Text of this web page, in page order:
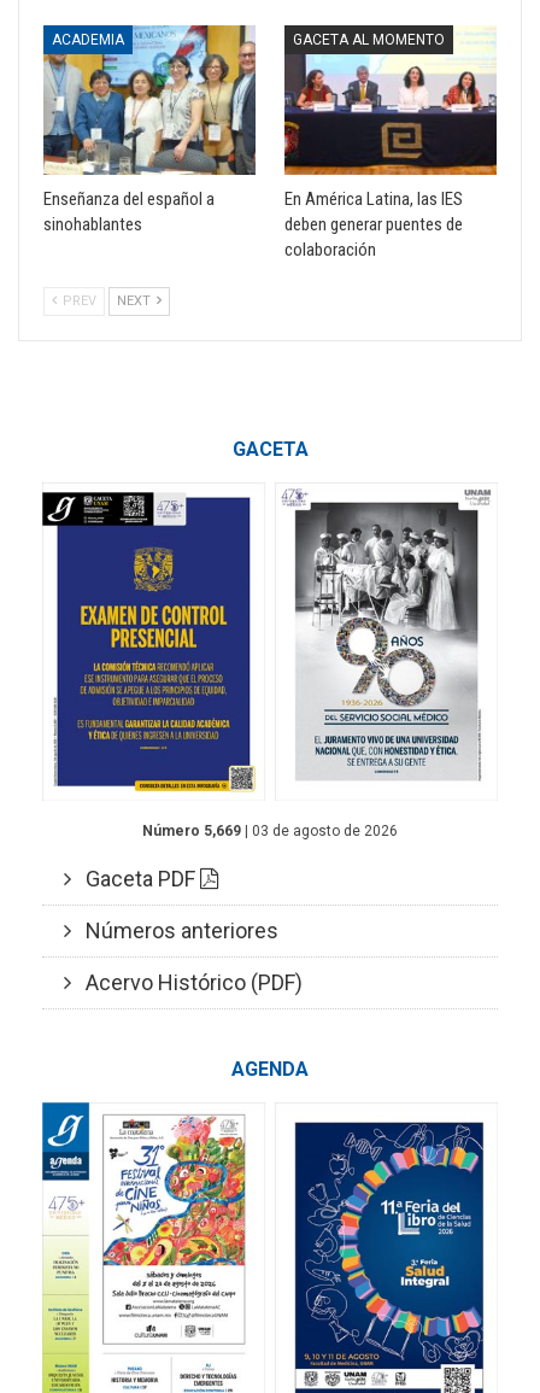
ACADEMIA
Enseñanza del español a
sinohablantes
GACETA AL MOMENTO
En América Latina, las IES
deben generar puentes de
colaboración
PREV NEXT
GACETA
Número 5,669 | 03 de agosto de 2026
Gaceta PDF
Números anteriores
Acervo Histórico (PDF)
AGENDA